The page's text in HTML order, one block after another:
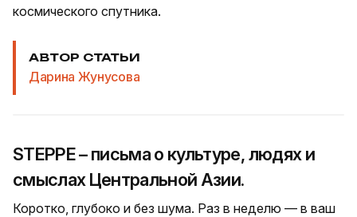
космического спутника.
АВТОР СТАТЬИ
Дарина Жунусова
STEPPE – письма о культуре, людях и
смыслах Центральной Азии.
Коротко, глубоко и без шума. Раз в неделю — в ваш